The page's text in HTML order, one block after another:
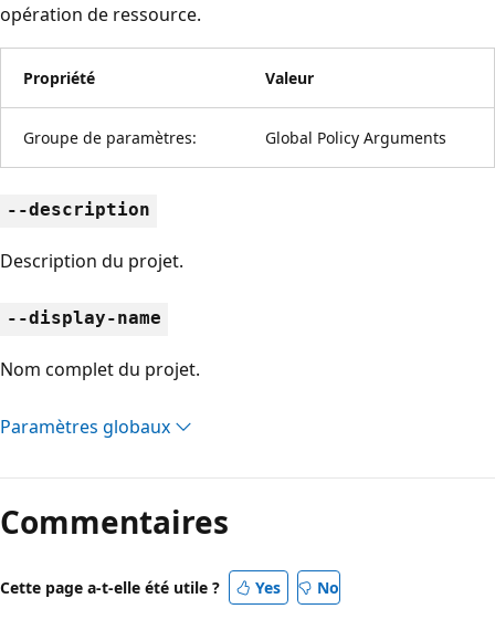
opération de ressource.
Propriété Valeur
Groupe de paramètres: Global Policy Arguments
--description
Description du projet.
--display-name
Nom complet du projet.
Paramètres globaux
Commentaires
Cette page a-t-elle été utile ? Yes No